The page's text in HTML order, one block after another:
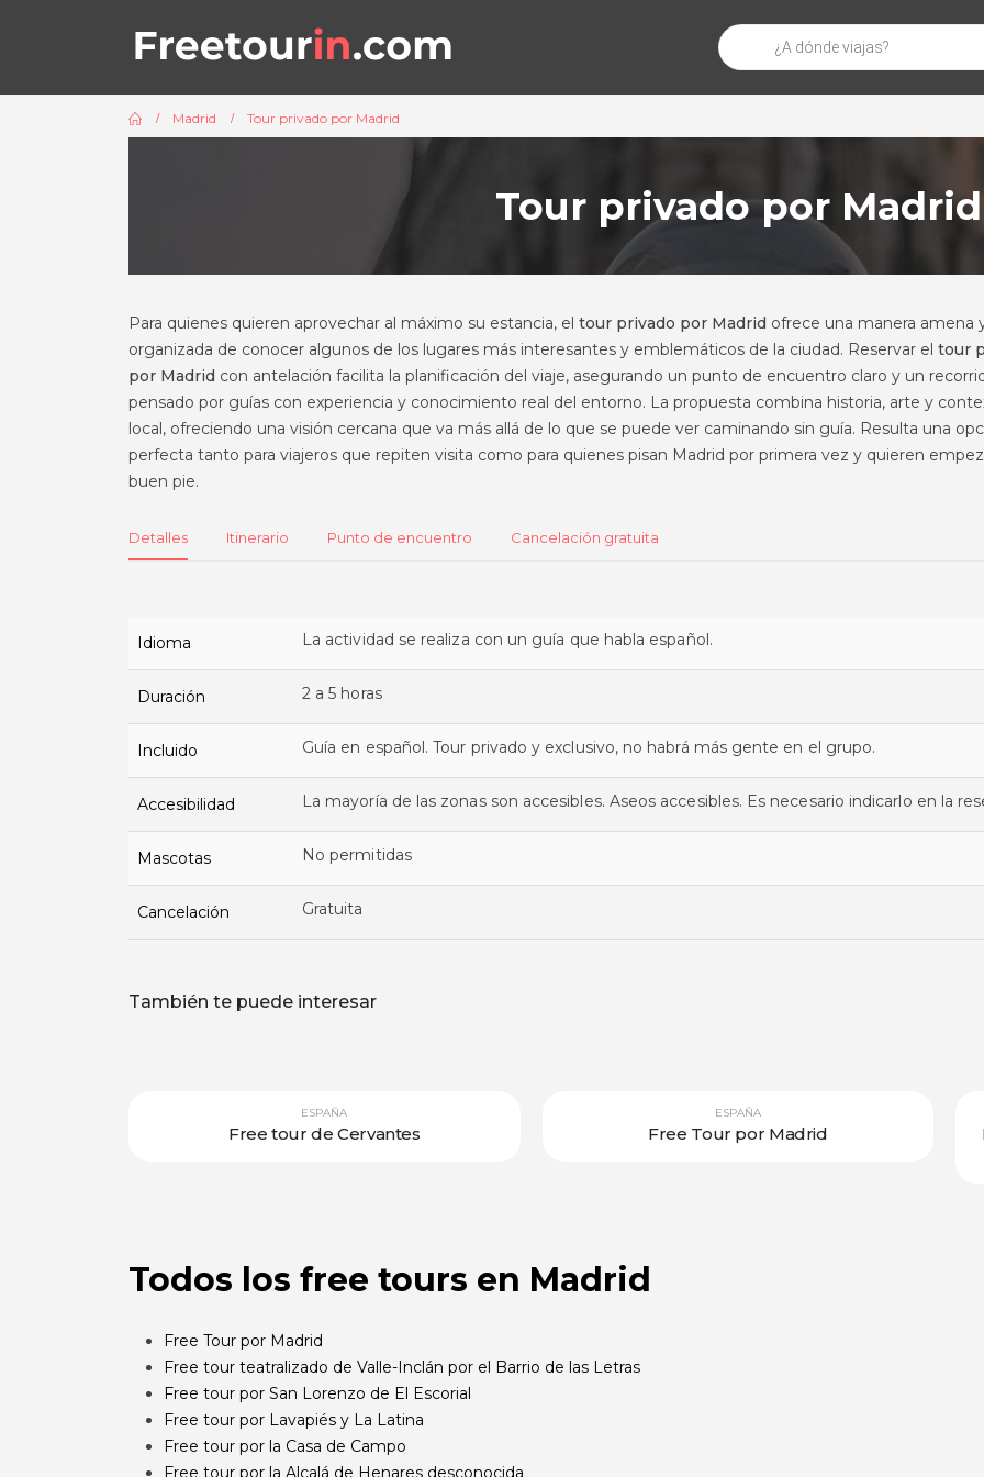
Búsqueda
de
productos
Madrid Tour privado por Madrid
Tour privado por Madrid
Para quienes quieren aprovechar al máximo su estancia, el tour privado por Madrid ofrece una manera amena
organizada de conocer algunos de los lugares más interesantes y emblemáticos de la ciudad. Reservar el tour
por Madrid con antelación facilita la planificación del viaje, asegurando un punto de encuentro claro y un
pensado por guías con experiencia y conocimiento real del entorno. La propuesta combina historia, arte y
local, ofreciendo una visión cercana que va más allá de lo que se puede ver caminando sin guía. Resulta una
perfecta tanto para viajeros que repiten visita como para quienes pisan Madrid por primera vez y quieren
buen pie.
Detalles Itinerario Punto de encuentro Cancelación gratuita
Idioma La actividad se realiza con un guía que habla español.
Duración 2 a 5 horas
Incluido Guía en español. Tour privado y exclusivo, no habrá más gente en el grupo.
Accesibilidad La mayoría de las zonas son accesibles. Aseos accesibles. Es necesario indicarlo en la
Mascotas No permitidas
Cancelación Gratuita
También te puede interesar
ESPAÑA
Free tour de Cervantes
ESPAÑA
Free Tour por Madrid
Todos los free tours en Madrid
Free Tour por Madrid
Free tour teatralizado de Valle-Inclán por el Barrio de las Letras
Free tour por San Lorenzo de El Escorial
Free tour por Lavapiés y La Latina
Free tour por la Casa de Campo
Free tour por la Alcalá de Henares desconocida